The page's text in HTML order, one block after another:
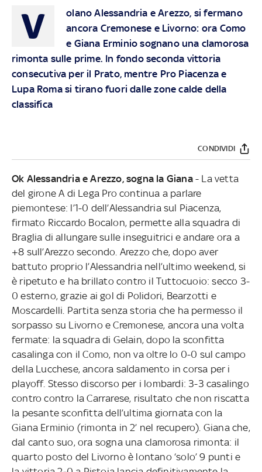
V
olano Alessandria e Arezzo, si fermano
ancora Cremonese e Livorno: ora Como
e Giana Erminio sognano una clamorosa
rimonta sulle prime. In fondo seconda vittoria
consecutiva per il Prato, mentre Pro Piacenza e
Lupa Roma si tirano fuori dalle zone calde della
classifica
CONDIVIDI
Ok Alessandria e Arezzo, sogna la Giana- La vetta
del girone A di Lega Pro continua a parlare
piemontese: l’1-0 dell’Alessandria sul Piacenza,
firmato Riccardo Bocalon, permette alla squadra di
Braglia di allungare sulle inseguitrici e andare ora a
+8 sull’Arezzo secondo. Arezzo che, dopo aver
battuto proprio l’Alessandria nell’ultimo weekend, si
è ripetuto e ha brillato contro il Tuttocuoio: secco 3-
0 esterno, grazie ai gol di Polidori, Bearzotti e
Moscardelli. Partita senza storia che ha permesso il
sorpasso su Livorno e Cremonese, ancora una volta
fermate: la squadra di Gelain, dopo la sconfitta
casalinga con il Como, non va oltre lo 0-0 sul campo
della Lucchese, ancora saldamento in corsa per i
playoff. Stesso discorso per i lombardi: 3-3 casalingo
contro contro la Carrarese, risultato che non riscatta
la pesante sconfitta dell’ultima giornata con la
Giana Erminio (rimonta in 2’ nel recupero). Giana che,
dal canto suo, ora sogna una clamorosa rimonta: il
quarto posto del Livorno è lontano ‘solo’ 9 punti e